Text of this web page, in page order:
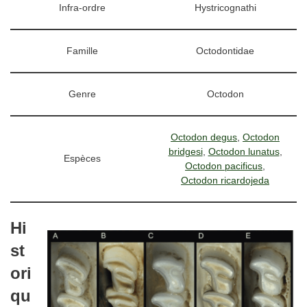
Infra-ordre Hystricognathi
Famille Octodontidae
Genre Octodon
Espèces
Octodon degus, Octodon
bridgesi, Octodon lunatus,
Octodon pacificus,
Octodon ricardojeda
Hi
st
ori
qu